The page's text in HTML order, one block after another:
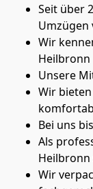
Seit über
Umzügen
Wir
Heilbronn
Unsere
Wir
Bei uns
Als
Wir